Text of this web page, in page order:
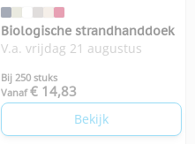
Biologische strandhanddoek
V.a. vrijdag 21 augustus
Bij 250 stuks
Vanaf € 14,83
Bekijk